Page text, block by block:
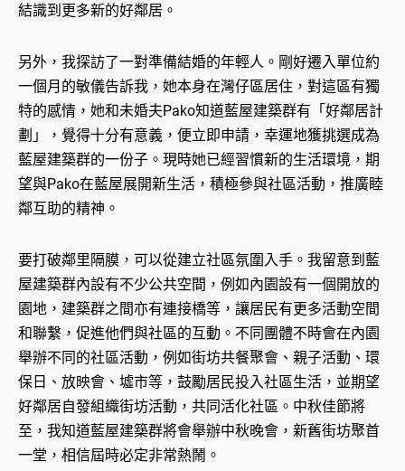
結識到更多新的好鄰居。
另外，我探訪了一對準備結婚的年輕人。剛好遷入單位約
一個月的敏儀告訴我，她本身在灣仔區居住，對這區有獨
特的感情，她和未婚夫Pako知道藍屋建築群有「好鄰居計
劃」，覺得十分有意義，便立即申請，幸運地獲挑選成為
藍屋建築群的一份子。現時她已經習慣新的生活環境，期
望與Pako在藍屋展開新生活，積極參與社區活動，推廣睦
鄰互助的精神。
要打破鄰里隔膜，可以從建立社區氛圍入手。我留意到藍
屋建築群內設有不少公共空間，例如內園設有一個開放的
園地，建築群之間亦有連接橋等，讓居民有更多活動空間
和聯繫，促進他們與社區的互動。不同團體不時會在內園
舉辦不同的社區活動，例如街坊共餐聚會、親子活動、環
保日、放映會、墟市等，鼓勵居民投入社區生活，並期望
好鄰居自發組織街坊活動，共同活化社區。中秋佳節將
至，我知道藍屋建築群將會舉辦中秋晚會，新舊街坊聚首
一堂，相信屆時必定非常熱鬧。